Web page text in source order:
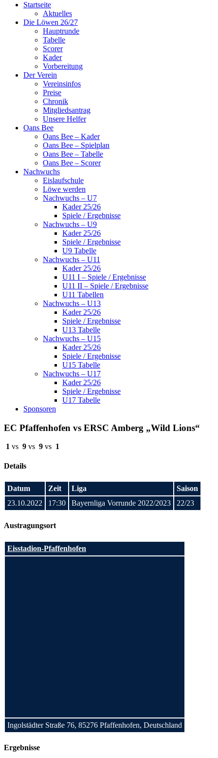
Startseite
Aktuelles
Die Löwen 26/27
Hauptrunde
Tabelle
Scorer
Kader
Vorbereitung
Der Verein
Vereinsinfos
Preise
Chronik
Mitgliedsantrag
Unsere Helfer
Oans Bee
Oans Bee – Kader
Oans Bee – Spielplan
Oans Bee – Tabelle
Oans Bee – Scorer
Nachwuchs
Eislaufschule
Löwe werden
Nachwuchs – U7
Kader 25/26
Spiele / Ergebnisse
Nachwuchs – U9
Kader 25/26
Spiele / Ergebnisse
U9 Tabelle
Nachwuchs – U11
Kader 25/26
U11 I – Spiele / Ergebnisse
U11 II – Spiele / Ergebnisse
U11 Tabellen
Nachwuchs – U13
Kader 25/26
Spiele / Ergebnisse
U13 Tabelle
Nachwuchs – U15
Kader 25/26
Spiele / Ergebnisse
U15 Tabelle
Nachwuchs – U17
Kader 25/26
Spiele / Ergebnisse
U17 Tabelle
Sponsoren
EC Pfaffenhofen vs ERSC Amberg „Wild Lions“
1 vs 9 vs 9 vs 1
Details
Datum Zeit Liga
Saison
23.10.2022
17:30 Bayernliga Vorrunde 2022/2023 22/23
Austragungsort
Eisstadion-Pfaffenhofen
Ingolstädter Straße 76, 85276 Pfaffenhofen, Deutschland
Ergebnisse